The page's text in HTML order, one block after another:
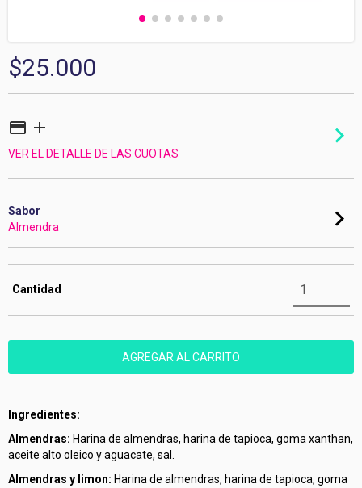
$25.000
VER EL DETALLE DE LAS CUOTAS
Sabor
Almendra
Cantidad
Ingredientes:
Almendras: Harina de almendras, harina de tapioca, goma xanthan,
aceite alto oleico y aguacate, sal.
Almendras y limon: Harina de almendras, harina de tapioca, goma